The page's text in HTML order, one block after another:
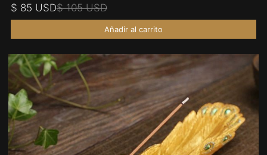
$ 85 USD$ 105 USD
Añadir al carrito